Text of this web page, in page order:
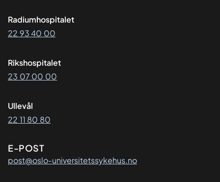
Radiumhospitalet
22 93 40 00
Rikshospitalet
23 07 00 00
Ullevål
22 11 80 80
E-POST
post@oslo-universitetssykehus.no